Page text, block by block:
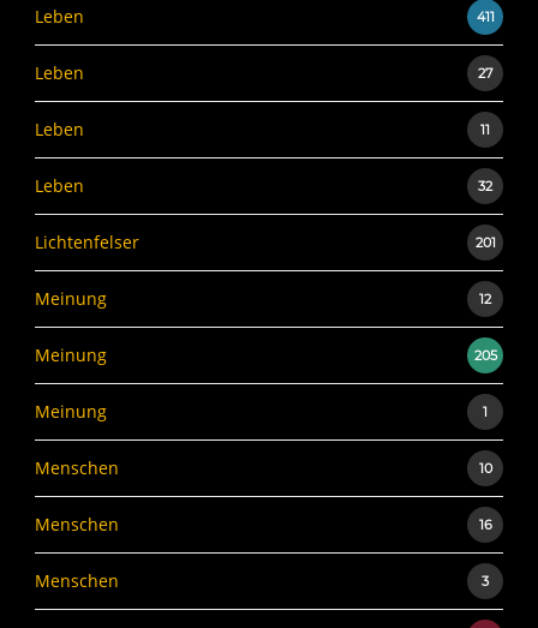
Leben 411
Leben 27
Leben 11
Leben 32
Lichtenfelser 201
Meinung 12
Meinung 205
Meinung 1
Menschen 10
Menschen 16
Menschen 3